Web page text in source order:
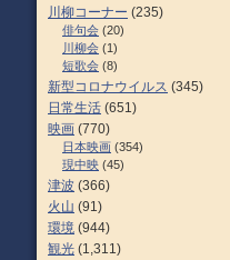
川柳コーナー (235)
俳句会 (20)
川柳会 (1)
短歌会 (8)
新型コロナウイルス (345)
日常生活 (651)
映画 (770)
日本映画 (354)
現中映 (45)
津波 (366)
火山 (91)
環境 (944)
観光 (1,311)